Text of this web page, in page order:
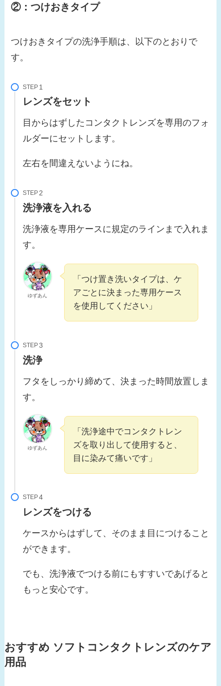
②：つけおきタイプ
つけおきタイプの洗浄手順は、以下のとおりで
す。
STEP
レンズをセット
目からはずしたコンタクトレンズを専用のフォ
ルダーにセットします。
左右を間違えないようにね。
STEP
洗浄液を入れる
洗浄液を専用ケースに規定のラインまで入れま
す。
ゆずあん
「つけ置き洗いタイプは、ケ
アごとに決まった専用ケース
を使用してください」
STEP
洗浄
フタをしっかり締めて、決まった時間放置しま
す。
ゆずあん
「洗浄途中でコンタクトレン
ズを取り出して使用すると、
目に染みて痛いです」
STEP
レンズをつける
ケースからはずして、そのまま目につけること
ができます。
でも、洗浄液でつける前にもすすいであげると
もっと安心です。
おすすめ ソフトコンタクトレンズのケア
用品